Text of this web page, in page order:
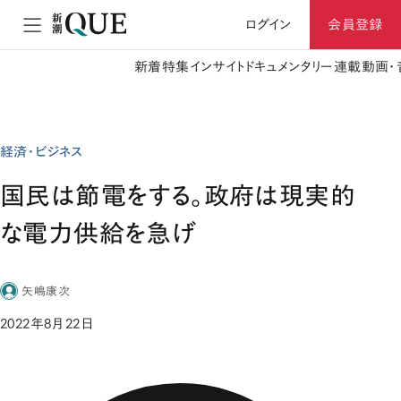
ログイン 会員登録
新着特集 インサイト ドキュメンタリー 連載動画
経済・ビジネス
国民は節電をする。政府は現実的
な電力供給を急げ
矢嶋康次
2022年8月22日